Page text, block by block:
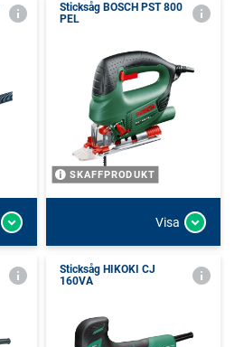
Sticksåg BOSCH PST 800
PEL
SKAFFPRODUKT
Visa
Sticksåg HIKOKI CJ
160VA